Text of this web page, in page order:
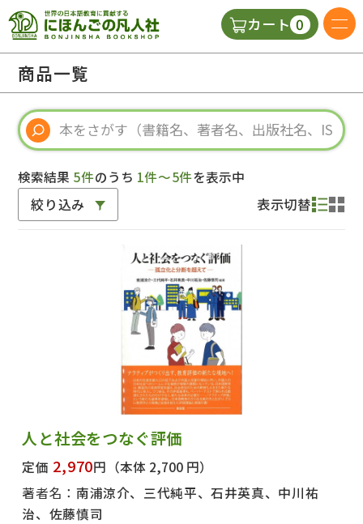
カート 0
視聴覚・補助教材
教師用参考書
商品一覧
検索結果 5件のうち 1件～5件を表示中
絞り込み 表示切替
人と社会をつなぐ評価
定価 2,970円 （本体 2,700 円）
著者名： 南浦涼介、三代純平、石井英真、中川祐
治、佐藤慎司